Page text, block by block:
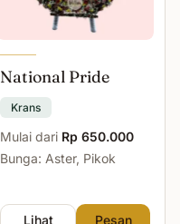
National Pride
Krans
Mulai dari Rp 650.000
Bunga: Aster, Pikok
Lihat Pesan